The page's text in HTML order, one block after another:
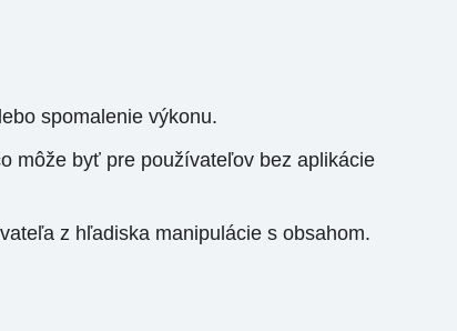
spomalenie výkonu.
môže byť pre používateľov bez aplikácie
z hľadiska manipulácie s obsahom.